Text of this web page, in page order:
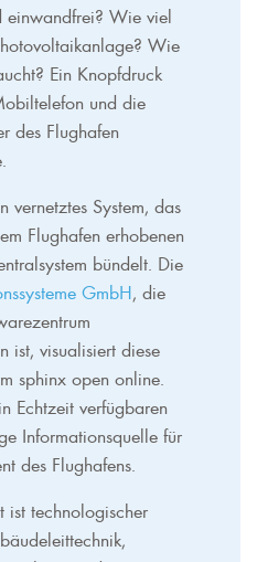
einwandfrei? Wie viel
Wie
Ein Knopfdruck
und die
des Flughafen
System, das
Flughafen erhobenen
bündelt. Die
GmbH, die
ist, visualisiert diese
sphinx open online.
Echtzeit verfügbaren
Informationsquelle für
des Flughafens.
ist technologischer